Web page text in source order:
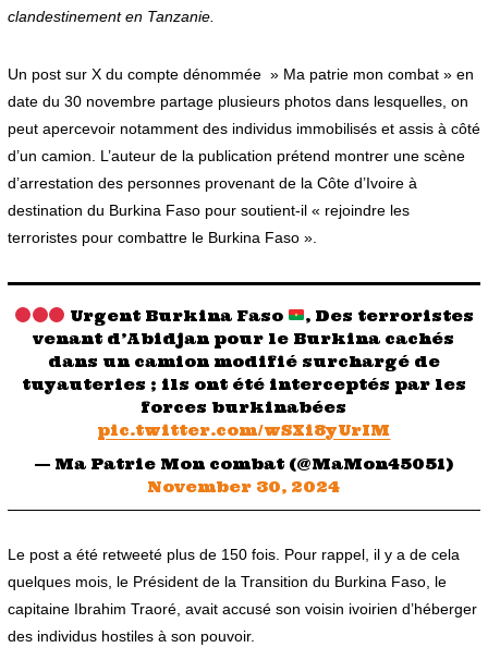
2
4
clandestinement en Tanzanie.
Un post sur X du compte dénommée » Ma patrie mon combat » en
date du 30 novembre partage plusieurs photos dans lesquelles, on
peut apercevoir notamment des individus immobilisés et assis à côté
d’un camion. L’auteur de la publication prétend montrer une scène
d’arrestation des personnes provenant de la Côte d’Ivoire à
destination du Burkina Faso pour soutient-il « rejoindre les
terroristes pour combattre le Burkina Faso ».
Urgent Burkina Faso
, Des terroristes
venant d’Abidjan pour le Burkina cachés
dans un camion modifié surchargé de
tuyauteries ; ils ont été interceptés par les
forces burkinabées
pic.twitter.com/wSXi8yUrIM
— Ma Patrie Mon combat (@MaMon45051)
November 30, 2024
Le post a été retweeté plus de 150 fois. Pour rappel, il y a de cela
quelques mois, le Président de la Transition du Burkina Faso, le
capitaine Ibrahim Traoré, avait accusé son voisin ivoirien d’héberger
des individus hostiles à son pouvoir.